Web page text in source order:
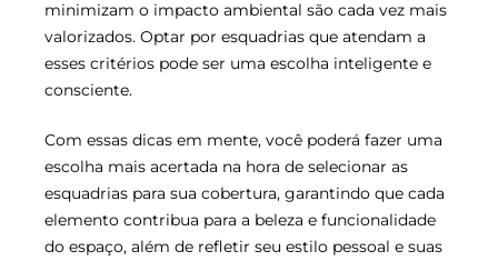
minimizam o impacto ambiental são cada vez mais
valorizados. Optar por esquadrias que atendam a
esses critérios pode ser uma escolha inteligente e
consciente.
Com essas dicas em mente, você poderá fazer uma
escolha mais acertada na hora de selecionar as
esquadrias para sua cobertura, garantindo que cada
elemento contribua para a beleza e funcionalidade
do espaço, além de refletir seu estilo pessoal e suas